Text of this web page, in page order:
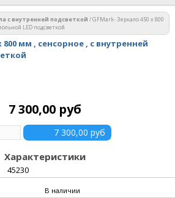
с внутренней подсветкой /GFMark- Зеркало 450 х 800
LED подсветкой
800 мм , сенсорное , с внутренней
7 300,00 руб
Характеристики
45230
В наличии